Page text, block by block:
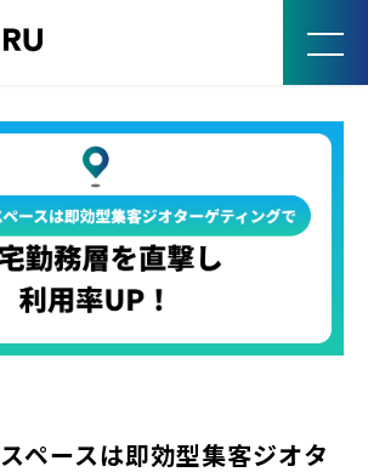
ペースは即効型集客ジオタ